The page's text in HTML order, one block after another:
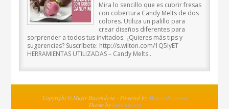
Mira lo sencillo que es cubrir fresas
con cobertura Candy Melts de dos
colores. Utiliza un palillo para
crear diseños diferentes para
sorprender a todos tus invitados. ¿Quieres más tips y
sugerencias? Suscríbete: http://s.wilton.com/1Q5IyET
HERRAMIENTAS UTILIZADAS – Candy Melts..
Copyright © Mujer Hacendosa - Powered by MejoresInventos
Theme by Infochip.net